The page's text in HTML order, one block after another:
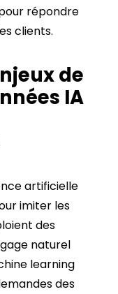
répondre
clients.
de
IA
artificielle
imiter les
des
naturel
learning
des